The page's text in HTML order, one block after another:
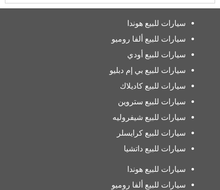
سيارات للبيع هوندا
سيارات للبيع ألفا روميو
سيارات للبيع أودي
سيارات للبيع بي إم دبليو
سيارات للبيع كاديلاك
سيارات للبيع ستروين
سيارات للبيع شيفروليه
سيارات للبيع كرايسلر
سيارات للبيع داتشيا
سيارات للبيع هوندا
سيارات للبيع ألفا روميو